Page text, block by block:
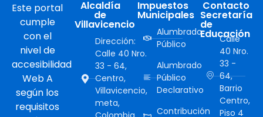
Este portal
cumple
con el
nivel de
accesibilidad
Web A
según los
requisitos
Alcaldía
de
Villavicencio
Dirección:
Calle 40 Nro.
33 - 64,
Centro,
Villavicencio,
meta,
Impuestos
Municipales
Alumbrado
Público
Alumbrado
Público
Declarativo
Contribución
Contacto
Secretaría
de
Educación
Calle
40 Nro.
33 -
64,
Barrio
Centro,
Piso 4